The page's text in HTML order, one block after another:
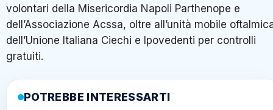
volontari della Misericordia Napoli Parthenope e
dell’Associazione Acssa, oltre all’unità mobile
dell’Unione Italiana Ciechi e Ipovedenti per controlli
gratuiti.
POTREBBE INTERESSARTI